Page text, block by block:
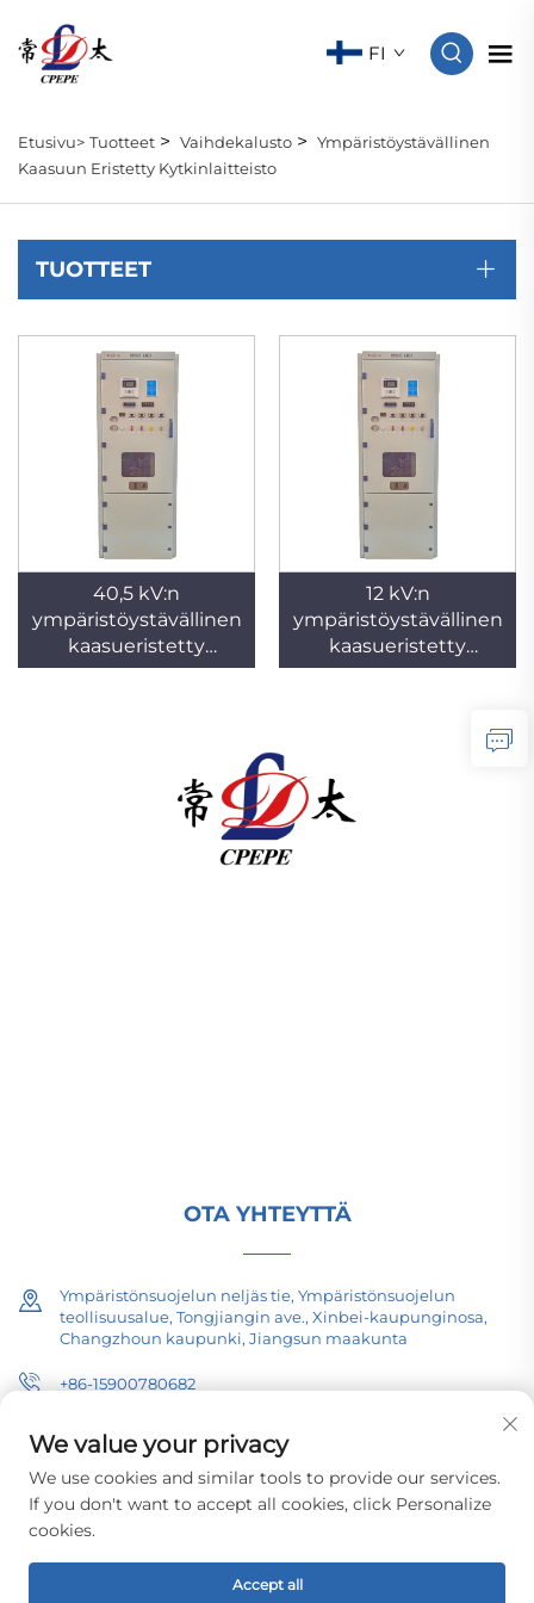
FI
Etusivu> Tuotteet > Vaihdekalusto > Ympäristöystävällinen
Kaasuun Eristetty Kytkinlaitteisto
TUOTTEET
40,5 kV:n
ympäristöystävällinen
kaasueristetty
kytkentälaite
12 kV:n
ympäristöystävällinen
kaasueristetty
kytkentälaite
OTA YHTEYTTÄ
Ympäristönsuojelun neljäs tie, Ympäristönsuojelun
teollisuusalue, Tongjiangin ave., Xinbei-kaupunginosa,
Changzhoun kaupunki, Jiangsun maakunta
+86-15900780682
[email protected]
Tekijänoikeudet © 2026 Changzhou Pacific Electric Equipment
(Group) Co., Ltd. Kaikki oikeudet pidätetään. Tietosuojakäytäntö
We value your privacy
We use cookies and similar tools to provide our services.
If you don't want to accept all cookies, click Personalize
cookies.
Accept all